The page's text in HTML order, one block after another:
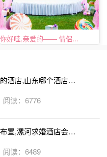
你好哇,亲爱的—— 情侣...
酒店,山东哪个酒店有
读：6776
置,漯河求婚酒店会帮
读：6489